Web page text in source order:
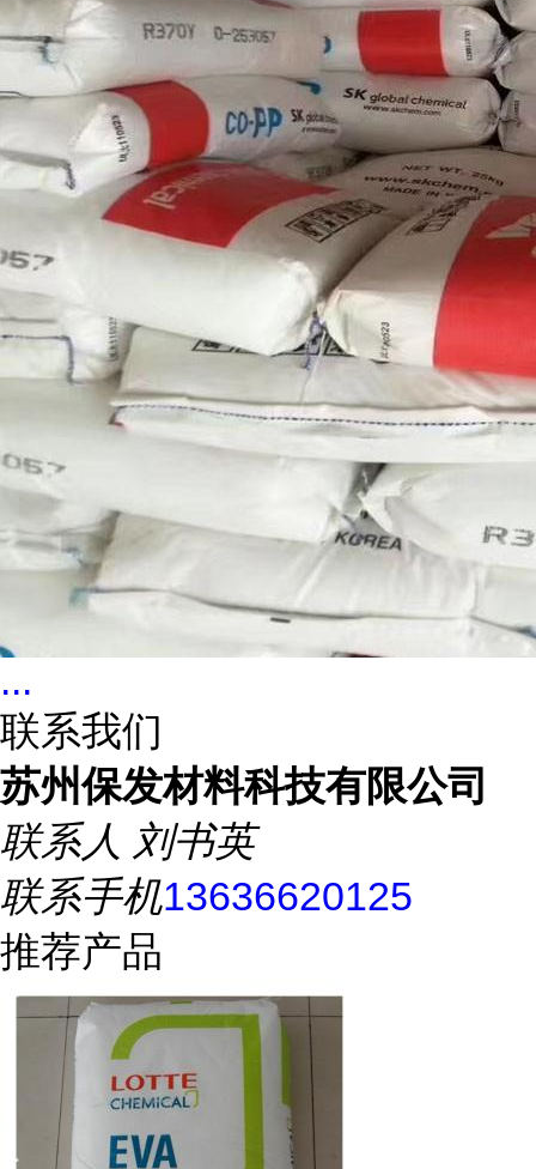
...
联系我们
苏州保发材料科技有限公司
联系人 刘书英
联系手机13636620125
推荐产品